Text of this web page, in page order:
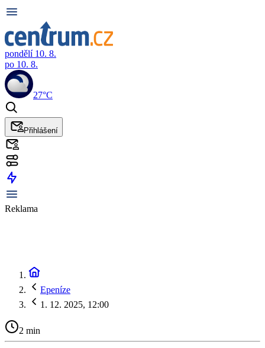
pondělí 10. 8.
po 10. 8.
27°C
Přihlášení
Reklama
Epeníze
1. 12. 2025, 12:00
2 min